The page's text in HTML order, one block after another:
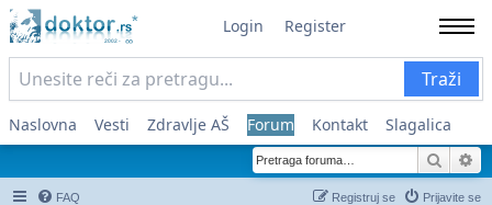
Login Register
Traži
Naslovna Vesti Zdravlje AŠ Forum Kontakt Slagalica
FAQ Prijavite se
Registruj se